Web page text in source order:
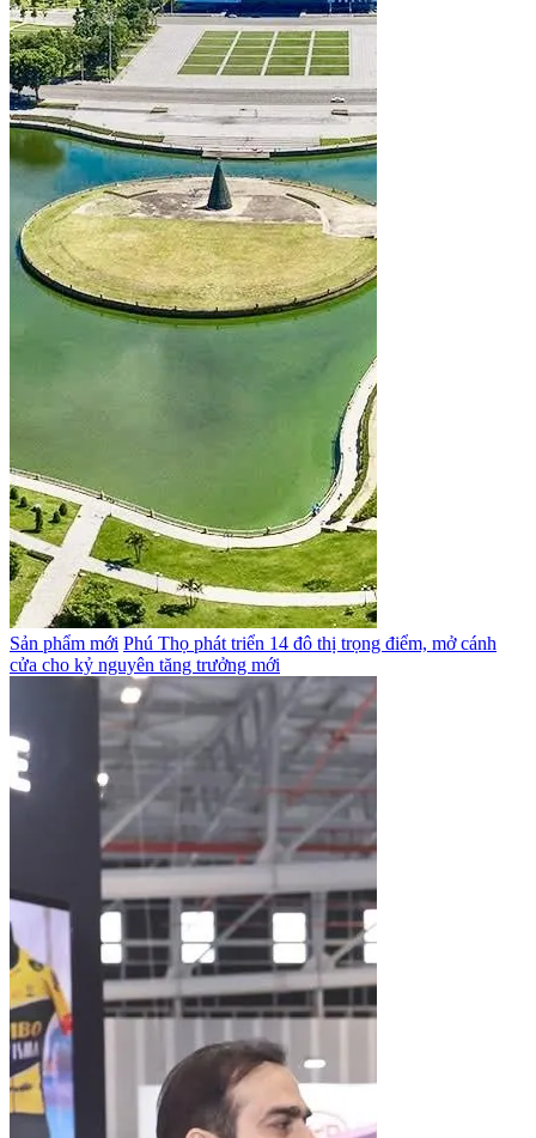
Sản phẩm mới Phú Thọ phát triển 14 đô thị trọng điểm, mở cánh
cửa cho kỷ nguyên tăng trưởng mới